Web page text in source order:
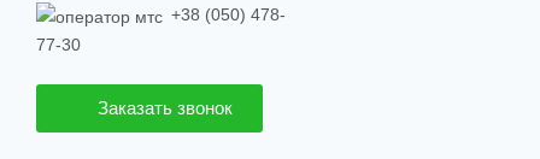
+38 (050) 478-
77-30
Заказать звонок